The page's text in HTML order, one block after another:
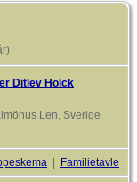
Ditlev Holck
Len, Sverige
| Familietavle